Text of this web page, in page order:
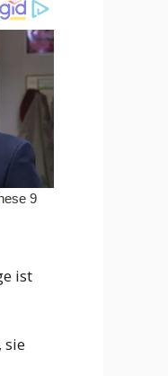
ist
sie